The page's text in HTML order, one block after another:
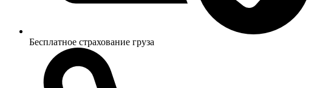
Бесплатное страхование груза